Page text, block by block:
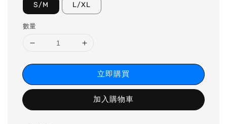
S/M L/XL
數量
立即購買
加入購物車